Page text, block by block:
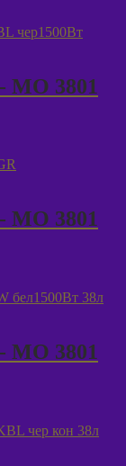
3801
3801
3801